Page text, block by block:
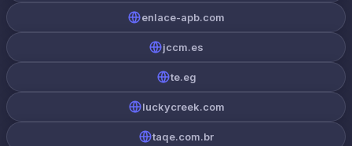
enlace-apb.com
jccm.es
te.eg
luckycreek.com
taqe.com.br